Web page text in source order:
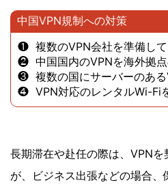
中国VPN規制への対策
❶ 複数のVPN会社を準備して
❷ 中国国内のVPNを海外拠点
❸ 複数の国にサーバーのある
❹ VPN対応のレンタルWi-Fiを
長期滞在や赴任の際は、VPN
が、ビジネス出張などの場合、